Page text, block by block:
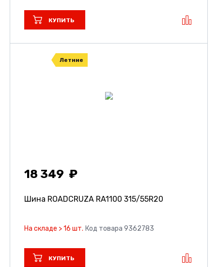
КУПИТЬ
Летние
18 349
Шина ROADCRUZA RA1100 315/55R20
На складе > 16 шт. Код товара 9362783
КУПИТЬ